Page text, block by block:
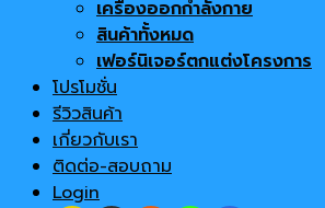
เครื่องออกกำลังกาย
สินค้าทั้งหมด
เฟอร์นิเจอร์ตกแต่งโครงการ
โปรโมชั่น
รีวิวสินค้า
เกี่ยวกับเรา
ติดต่อ-สอบถาม
Login